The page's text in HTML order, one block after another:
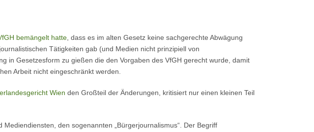
bemängelt hatte , dass es im alten Gesetz keine sachgerechte Abwägung
Tätigkeiten gab (und Medien nicht prinzipiell von
in Gesetzesform zu gießen die den Vorgaben des VfGH gerecht wurde, damit
Arbeit nicht eingeschränkt werden.
Wien den Großteil der Änderungen, kritisiert nur einen kleinen Teil
den sogenannten „Bürgerjournalismus“. Der Begriff